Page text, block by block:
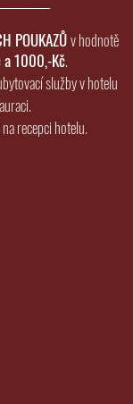
POUKAZŮv hodnotě
1000,-Kč.
služby v hotelu
recepci hotelu.